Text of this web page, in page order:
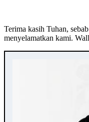
Terima kasih Tuhan,
menyelamatkan kami.